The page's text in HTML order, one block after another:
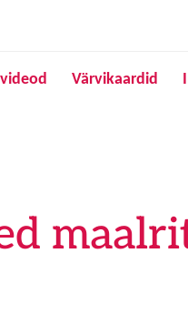
Värvikaardid